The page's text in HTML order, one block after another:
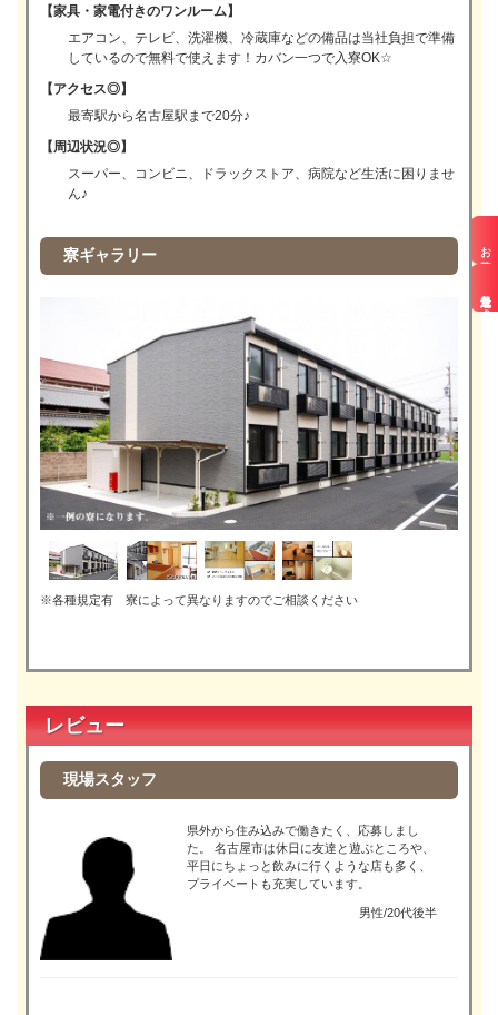
お仕事検索
最近見た求人
【家具・家電付きのワンルーム】
エアコン、テレビ、洗濯機、冷蔵庫などの備品は当社負担で準備
しているので無料で使えます！カバン一つで入寮OK☆
【アクセス◎】
最寄駅から名古屋駅まで20分♪
【周辺状況◎】
スーパー、コンビニ、ドラックストア、病院など生活に困りませ
ん♪
寮ギャラリー
※各種規定有 寮によって異なりますのでご相談ください
レビュー
現場スタッフ
県外から住み込みで働きたく、応募しまし
た。 名古屋市は休日に友達と遊ぶところや、
平日にちょっと飲みに行くような店も多く、
プライベートも充実しています。
男性/20代後半